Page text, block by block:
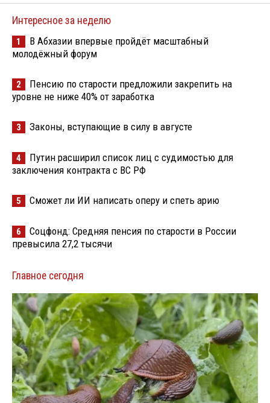
Интересное за неделю
1
В Абхазии впервые пройдёт масштабный
молодёжный форум
2
Пенсию по старости предложили закрепить на
уровне не ниже 40% от заработка
3 Законы, вступающие в силу в августе
4
Путин расширил список лиц с судимостью для
заключения контракта с ВС РФ
5 Сможет ли ИИ написать оперу и спеть арию
6
Соцфонд: Средняя пенсия по старости в России
превысила 27,2 тысячи
Главное сегодня